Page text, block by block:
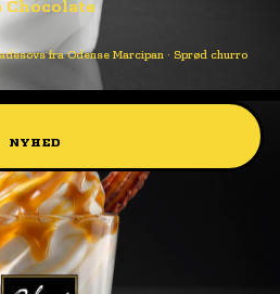
Chocolate
fra Odense Marcipan · Sprød churro
NYHED